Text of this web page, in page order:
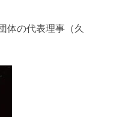
体の代表理事（久